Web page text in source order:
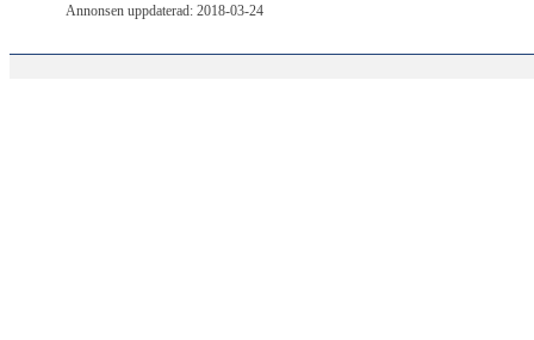
Annonsen uppdaterad: 2018-03-24